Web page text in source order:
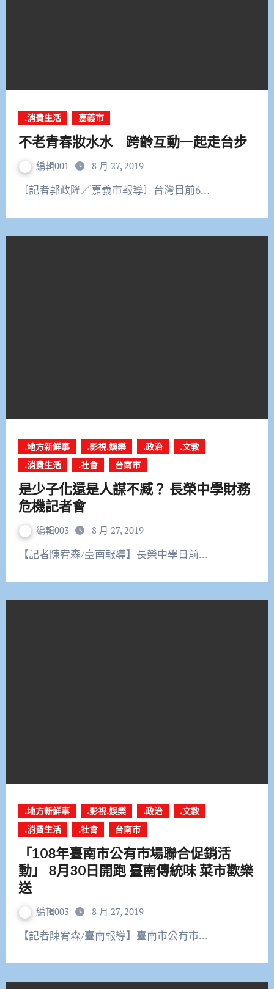
.消費生活 嘉義市
不老青春妝水水 跨齡互動一起走台步
編輯001 8 月 27, 2019
〔記者郭政隆／嘉義市報導〕台灣目前6…
.地方新鮮事 .影視.娛樂 .政治
.文教
.消費生活
.社會 台南市
是少子化還是人謀不臧？ 長榮中學財務
危機記者會
編輯003 8 月 27, 2019
【記者陳宥森/臺南報導】長榮中學日前…
.地方新鮮事 .影視.娛樂 .政治
.文教
.消費生活
.社會 台南市
「108年臺南市公有市場聯合促銷活
動」 8月30日開跑 臺南傳統味 菜市歡樂
送
編輯003 8 月 27, 2019
【記者陳宥森/臺南報導】臺南市公有市…